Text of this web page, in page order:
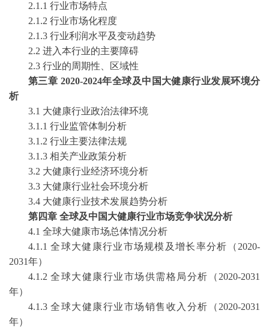
2.1.1 行业市场特点
2.1.2 行业市场化程度
2.1.3 行业利润水平及变动趋势
2.2 进入本行业的主要障碍
2.3 行业的周期性、区域性
第三章 2020-2024年全球及中国大健康行业发展环境分
析
3.1 大健康行业政治法律环境
3.1.1 行业监管体制分析
3.1.2 行业主要法律法规
3.1.3 相关产业政策分析
3.2 大健康行业经济环境分析
3.3 大健康行业社会环境分析
3.4 大健康行业技术发展趋势分析
第四章 全球及中国大健康行业市场竞争状况分析
4.1 全球大健康市场总体情况分析
4.1.1 全球大健康行业市场规模及增长率分析（2020-
2031年）
4.1.2 全球大健康行业市场供需格局分析（2020-2031
年）
4.1.3 全球大健康行业市场销售收入分析（2020-2031
年）